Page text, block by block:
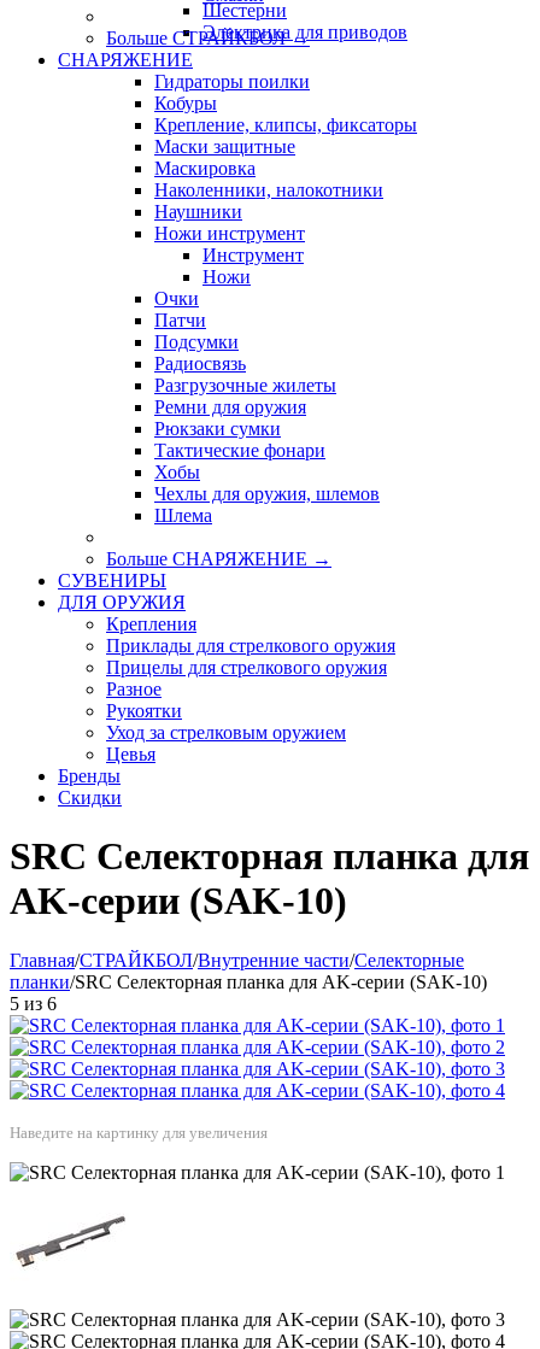
Шестерни
Электрика для приводов
Больше СТРАЙКБОЛ→
СНАРЯЖЕНИЕ
Гидраторы поилки
Кобуры
Крепление, клипсы, фиксаторы
Маски защитные
Маскировка
Наколенники, налокотники
Наушники
Ножи инструмент
Инструмент
Ножи
Очки
Патчи
Подсумки
Радиосвязь
Разгрузочные жилеты
Ремни для оружия
Рюкзаки сумки
Тактические фонари
Хобы
Чехлы для оружия, шлемов
Шлема
Больше СНАРЯЖЕНИЕ →
СУВЕНИРЫ
ДЛЯ ОРУЖИЯ
Крепления
Приклады для стрелкового оружия
Прицелы для стрелкового оружия
Разное
Рукоятки
Уход за стрелковым оружием
Цевья
Бренды
Скидки
SRC Селекторная планка для
AK-серии (SAK-10)
Главная/СТРАЙКБОЛ/Внутренние части/Селекторные
планки/SRC Селекторная планка для AK-серии (SAK-10)
5 из 6
Наведите на картинку для увеличения